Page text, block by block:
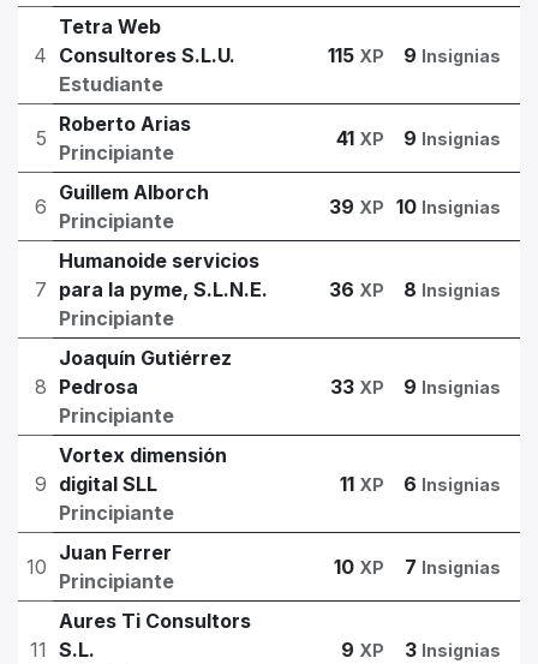
4
Tetra Web
Consultores S.L.U.
Estudiante
115 XP 9 Insignias
5
Roberto Arias
Principiante
41 XP 9 Insignias
6
Guillem Alborch
Principiante
39 XP 10 Insignias
7
Humanoide servicios
para la pyme, S.L.N.E.
Principiante
36 XP 8 Insignias
8
Joaquín Gutiérrez
Pedrosa
Principiante
33 XP 9 Insignias
9
Vortex dimensión
digital SLL
Principiante
11 XP 6 Insignias
10
Juan Ferrer
Principiante
10 XP 7 Insignias
11
Aures Ti Consultors
S.L.
9 XP 3 Insignias